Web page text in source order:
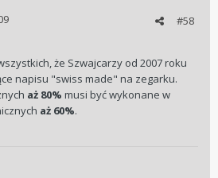
#58
że Szwajcarzy od 2007 roku
napisu "swiss made" na zegarku.
aż 80% musi być wykonane w
aż 60%.